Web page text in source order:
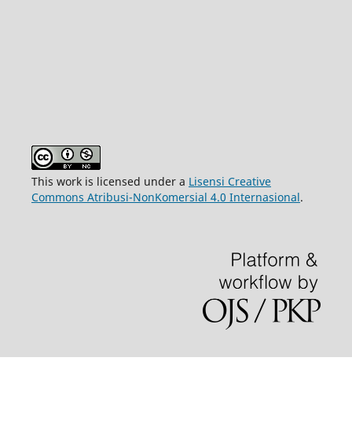
This work is licensed under a Lisensi Creative
Commons Atribusi-NonKomersial 4.0 Internasional.